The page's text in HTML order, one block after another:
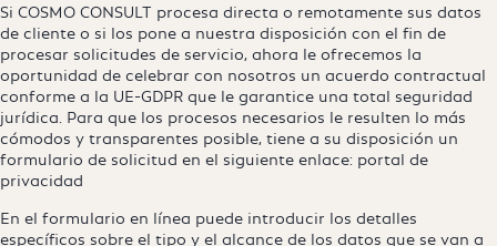
Si COSMO CONSULT procesa directa o remotamente sus datos
de cliente o si los pone a nuestra disposición con el fin de
procesar solicitudes de servicio, ahora le ofrecemos la
oportunidad de celebrar con nosotros un acuerdo contractual
conforme a la UE-GDPR que le garantice una total seguridad
jurídica. Para que los procesos necesarios le resulten lo más
cómodos y transparentes posible, tiene a su disposición un
formulario de solicitud en el siguiente enlace: portal de
privacidad
En el formulario en línea puede introducir los detalles
específicos sobre el tipo y el alcance de los datos que se van a